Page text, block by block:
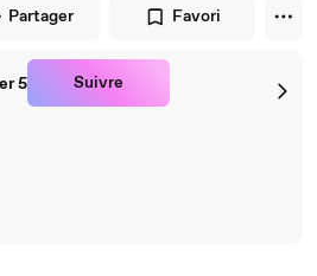
Partager Favori
5 Suivre